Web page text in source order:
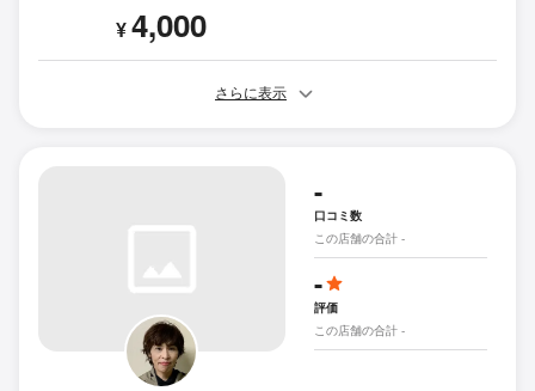
¥4,000
さらに表示
-
口コミ数
この店舗の合計 -
-
評価
この店舗の合計 -